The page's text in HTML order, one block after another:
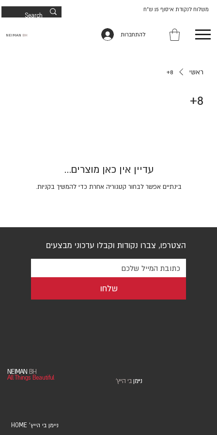
להתחברות NEIMAN BH
משלוח לנקודת איסוף 15 ש"ח
ראשי 8+
8+
עדיין אין כאן מוצרים...
בינתיים אפשר לבחור קטגוריה אחרת כדי להמשיך בקניות.
HOME 'ניימן בי הייץ
הצטרפו, צברו נקודות וקבלו עדכוני מבצעים
שלחו
NEIMAN BH
All Things Beautiful
' ניימן בי הייץ